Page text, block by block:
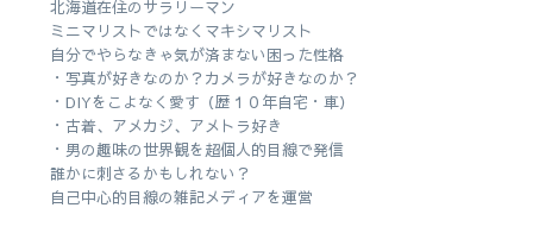
北海道在住のサラリーマン
ミニマリストではなくマキシマリスト
自分でやらなきゃ気が済まない困った性格
・写真が好きなのか？カメラが好きなのか？
・DIYをこよなく愛す（歴１０年自宅・車）
・古着、アメカジ、アメトラ好き
・男の趣味の世界観を超個人的目線で発信
誰かに刺さるかもしれない？
自己中心的目線の雑記メディアを運営